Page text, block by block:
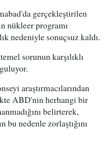
gerçekleştirilen
nükleer programı
nedeniyle sonuçsuz kaldı.
sorunun karşılıklı
araştırmacılarından
ABD'nin herhangi bir
belirterek,
bu nedenle zorlaştığını